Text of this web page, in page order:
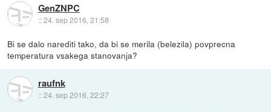
GenZNPC
::24. sep 2016, 21:58
Bi se dalo narediti tako, da bi se merila (belezila) povprecna
temperatura vsakega stanovanja?
raufnk
::24. sep 2016, 22:27